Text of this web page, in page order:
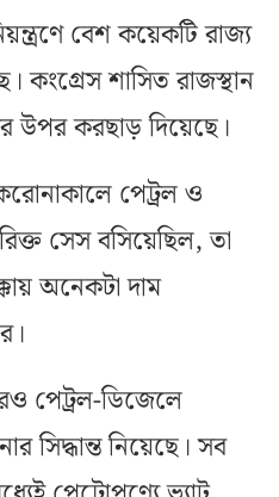
বেশ কয়েকটি রাজ্য
কংগ্রেস শাসিত রাজস্থান
উপর করছাড় দিয়েছে।
পেট্রল ও
সেস বসিয়েছিল, তা
অনেকটা দাম
পেট্রল-ডিজেলে
সিদ্ধান্ত নিয়েছে। সব